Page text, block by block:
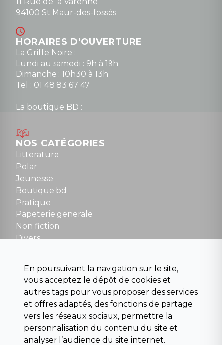
94100 St Maur-des-fossés
HORAIRES D'OUVERTURE
La Griffe Noire :
Lundi au samedi : 9h à 19h
Dimanche : 10h30 à 13h
Tel : 01 48 83 67 47
La boutique BD :
Mardi au samedi : 10h à 13h / 14h à 19h
Dimanche : 10h30 à 12h30
Tel : 01 48 89 13 88
Fermé le dimanche en Juillet et Août
NOUS CONTACTER
contact@la-griffe-noire.com
NOS CATÉGORIES
Litterature
Polar
Jeunesse
Boutique bd
Pratique
Papeterie generale
Non fiction
Divers
Para scolaire
Histoire
Pochoteque
Pleiade
En poursuivant la navigation sur le site,
vous acceptez le dépôt de cookies et
autres tags pour vous proposer des services
et offres adaptés, des fonctions de partage
vers les réseaux sociaux, permettre la
personnalisation du contenu du site et
analyser l’audience du site internet.